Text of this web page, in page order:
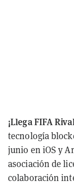
¡Llega FIFA
tecnología
junio en iOS y
asociación de
colaboración